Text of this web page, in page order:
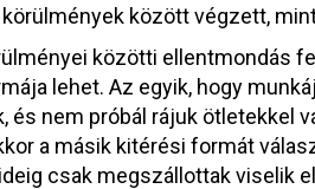
között végzett, mint
közötti ellentmondás
lehet. Az egyik, hogy
és nem próbál rájuk ötletekkel
a másik kitérési formát
csak megszállottak viselik